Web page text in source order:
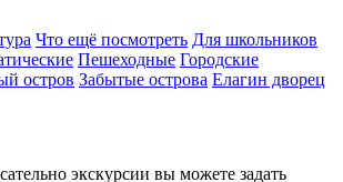
Что ещё посмотреть Для школьников
Пешеходные Городские
остров Забытые острова Елагин дворец
экскурсии вы можете задать